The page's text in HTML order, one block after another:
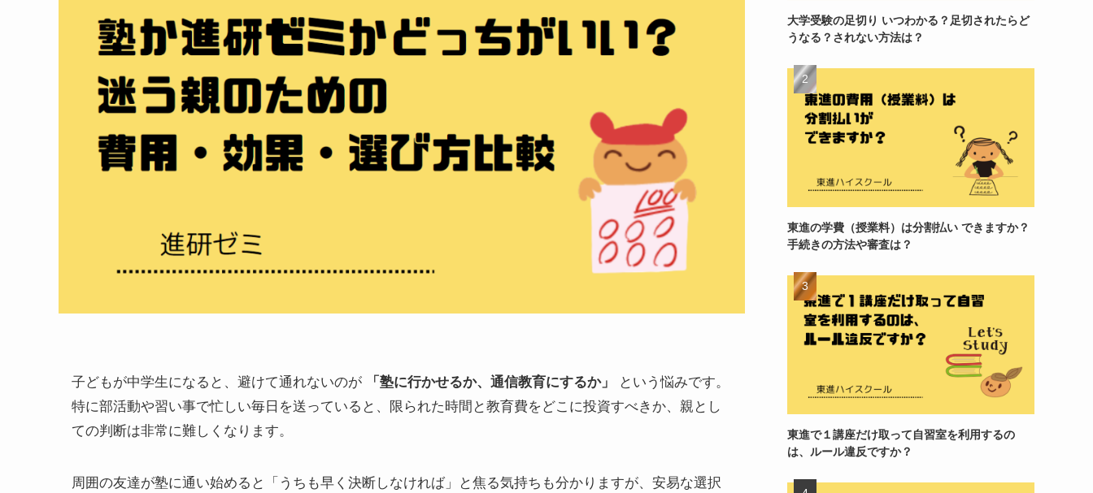
子どもが中学生になると、避けて通れないのが 「塾に行かせるか、通信教育にするか」
という悩みです。
特に部活動や習い事で忙しい毎日を送っていると、限られた時間と教育費をどこに投資すべきか、親とし
ての判断は非常に難しくなります。
周囲の友達が塾に通い始めると「うちも早く決断しなければ」と焦る気持ちも分かりますが、安易な選択
大学受験の足切り いつわかる？足切されたらど
うなる？されない方法は？
東進の学費（授業料）は分割払い できますか？
手続きの方法や審査は？
東進で１講座だけ取って自習室を利用するの
は、ルール違反ですか？